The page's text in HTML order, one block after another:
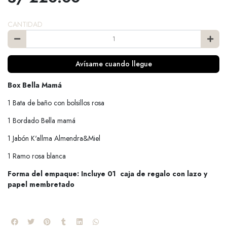
CANTIDAD
Avísame cuando llegue
Box Bella Mamá
1 Bata de baño con bolsillos rosa
1 Bordado Bella mamá
1 Jabón K'allma Almendra&Miel
1 Ramo rosa blanca
Forma del empaque: Incluye 01 caja de regalo con lazo y
papel membretado